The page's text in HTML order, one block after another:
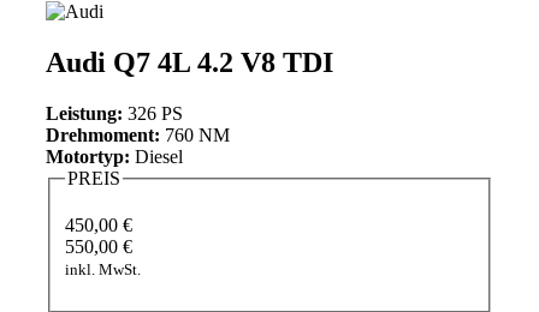
Audi Q7 4L 4.2 V8 TDI
Leistung: 326 PS
Drehmoment: 760 NM
Motortyp: Diesel
PREIS
450,00 €
550,00 €
inkl. MwSt.